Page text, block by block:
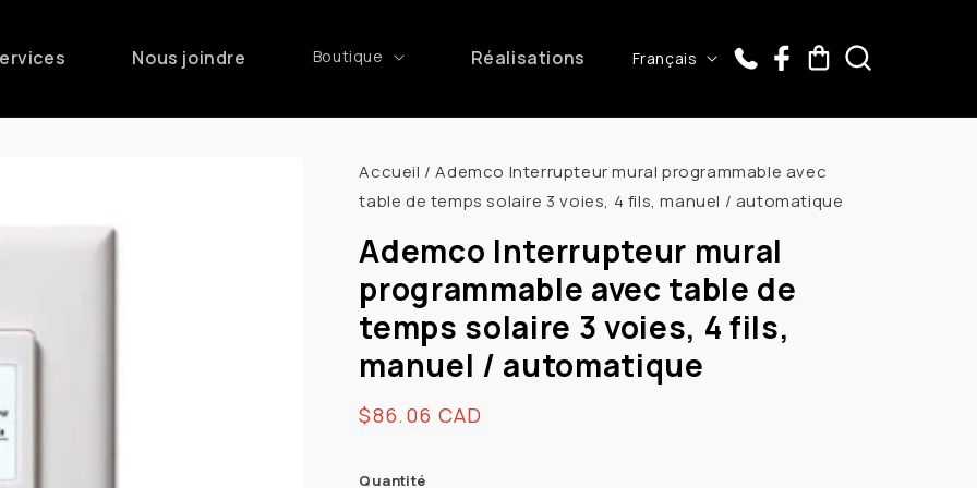
Nous joindre Boutique Réalisations
L
n
g
u
e
Français Panier
Accueil /Ademco Interrupteur mural programmable avec
table de temps solaire 3 voies, 4 fils, manuel / automatique
Ademco Interrupteur mural
programmable avec table de
temps solaire 3 voies, 4 fils,
manuel / automatique
Prix
$86.06 CAD
Quantité